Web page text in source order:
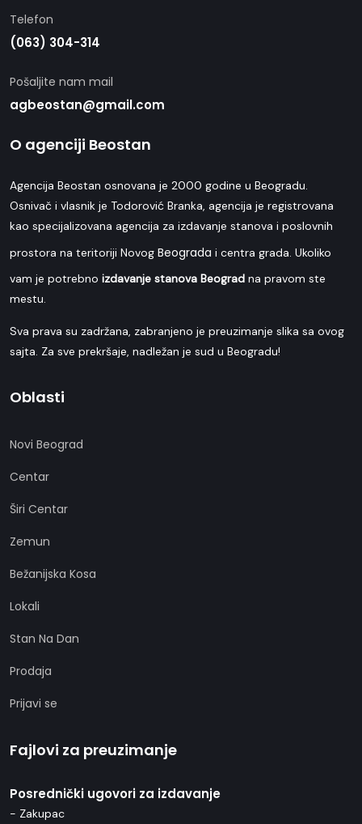
Telefon
(063) 304-314
Pošaljite nam mail
agbeostan@gmail.com
O agenciji Beostan
Agencija Beostan osnovana je 2000 godine u Beogradu.
Osnivač i vlasnik je Todorović Branka, agencija je registrovana
kao specijalizovana agencija za izdavanje stanova i poslovnih
prostora na teritoriji Novog Beograda i centra grada. Ukoliko
vam je potrebno izdavanje stanova Beograd na pravom ste
mestu.
Sva prava su zadržana, zabranjeno je preuzimanje slika sa ovog
sajta. Za sve prekršaje, nadležan je sud u Beogradu!
Oblasti
Novi Beograd
Centar
Širi Centar
Zemun
Bežanijska Kosa
Lokali
Stan Na Dan
Prodaja
Prijavi se
Fajlovi za preuzimanje
Posrednički ugovori za izdavanje
- Zakupac